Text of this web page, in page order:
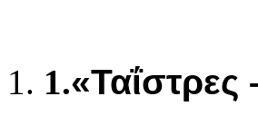
1.«Ταΐστρες